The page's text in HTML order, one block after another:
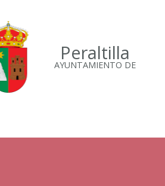
Peraltilla
AYUNTAMIENTO DE